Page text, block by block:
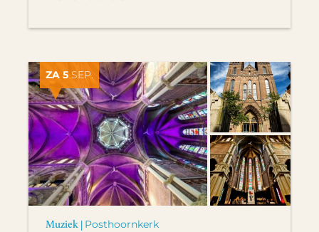
ZA 5 SEP.
Muziek | Posthoornkerk